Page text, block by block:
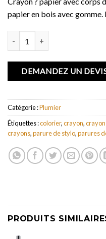
papier en bois avec
DEMANDEZ UN
Catégorie :Plumier
Étiquettes :colorier,crayon,
crayons,parure de stylo,parures
PRODUITS